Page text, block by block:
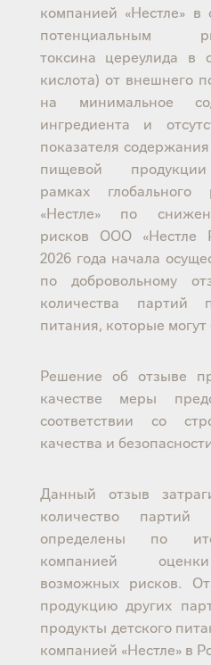
компанией «Нестле»
потенциальным
токсина цереулида в
кислота) от внешнего
на минимальное
ингредиента и
показателя
пищевой
рамках
«Нестле» по
рисков ООО «Нестле
2026 года начала
по добровольному
количества партий
питания, которые
Решение об отзыве
качестве меры
соответствии со
качества и
Данный отзыв
количество партий
определены по
компанией
возможных рисков.
продукцию других
продукты детского
компанией «Нестле» в